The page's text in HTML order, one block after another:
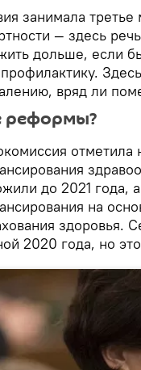
занимала
— здесь
дольше, если
вряд ли
реформы?
до 2021 года,
на
здоровья.
2020 года, но